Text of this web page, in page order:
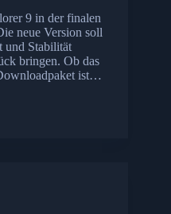
9 in der finalen
neue Version soll
und Stabilität
bringen. Ob das
ist…